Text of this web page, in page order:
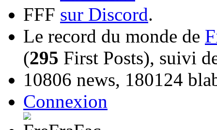
FFF sur Discord.
Le record du monde de
(295 First Posts), suivi
10806 news, 180124
Connexion